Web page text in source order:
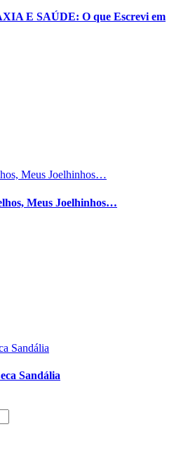
E SAÚDE: O que Escrevi em
Meus Joelhinhos…
Meus Joelhinhos…
Sandália
Sandália